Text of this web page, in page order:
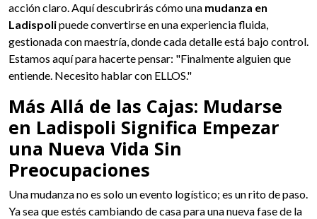
acción claro. Aquí descubrirás cómo una mudanza en
Ladispolipuede convertirse en una experiencia fluida,
gestionada con maestría, donde cada detalle está bajo control.
Estamos aquí para hacerte pensar: "Finalmente alguien que
entiende. Necesito hablar con ELLOS."
Más Allá de las Cajas: Mudarse
en Ladispoli Significa Empezar
una Nueva Vida Sin
Preocupaciones
Una mudanza no es solo un evento logístico; es un rito de paso.
Ya sea que estés cambiando de casa para una nueva fase de la